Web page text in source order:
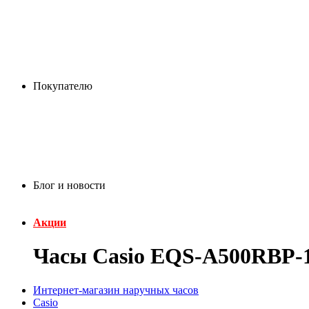
Покупателю
Блог и новости
Акции
Часы Casio EQS-A500RBP-
Интернет-магазин наручных часов
Casio